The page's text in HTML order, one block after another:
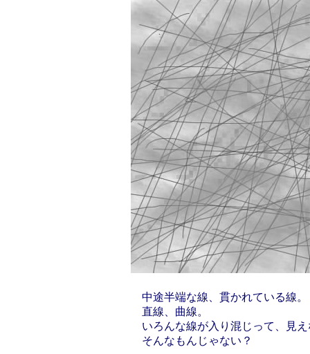
中途半端な線、貫かれている線。
直線、曲線。
いろんな線が入り混じって、見
そんなもんじゃない？